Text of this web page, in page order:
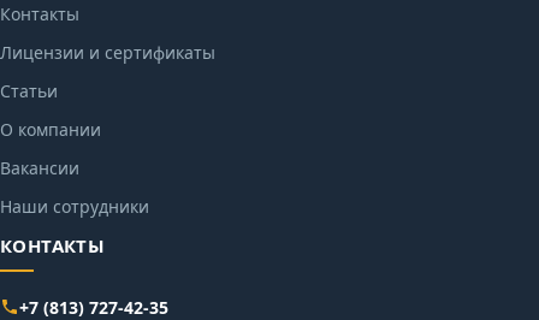
Контакты
Лицензии и сертификаты
Статьи
О компании
Вакансии
Наши сотрудники
КОНТАКТЫ
+7 (813) 727-42-35